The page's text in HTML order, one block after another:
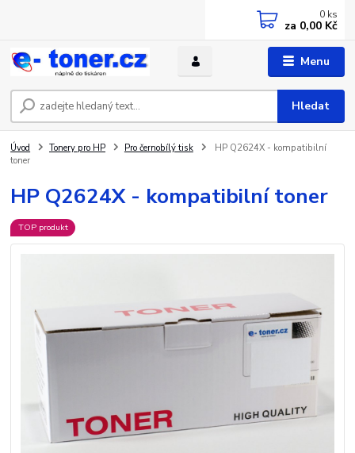
Menu
Hledat
0 ks
za 0,00 Kč
Úvod Tonery pro HP Pro černobílý tisk
HP Q2624X - kompatibilní
toner
HP Q2624X - kompatibilní toner
TOP produkt